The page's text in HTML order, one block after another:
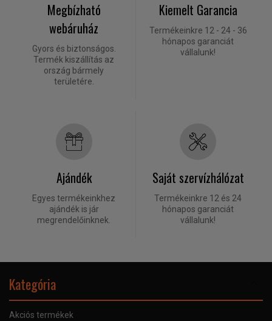
Megbízható
webáruház
Gyors és biztonságos.
Termék kiszállítás az
ország bármely
területére.
Kiemelt Garancia
Termékeinkre 12 - 24 - 36
hónapos garanciát
vállalunk!
Ajándék
Egyes termékeinkhez
ajándék is jár
megrendelőinknek.
Saját szervízhálózat
Termékeinkre 12 és 24
hónapos garanciát
vállalunk!
Kategória
Akciós termékek